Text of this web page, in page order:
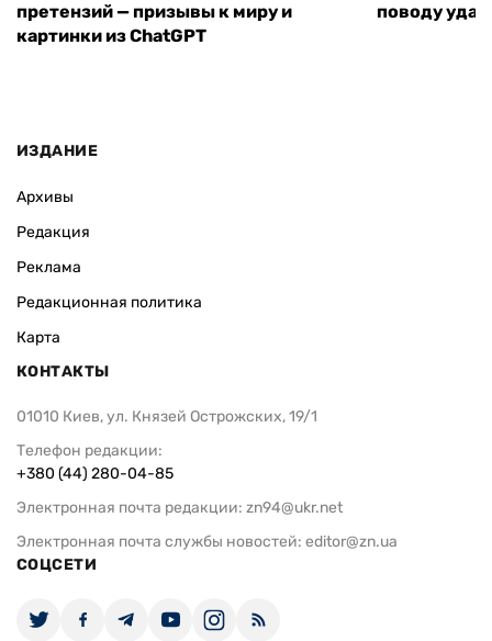
претензий — призывы к миру и
картинки из ChatGPT
поводу
ИЗДАНИЕ
Архивы
Редакция
Реклама
Редакционная политика
Карта
КОНТАКТЫ
01010 Киев, ул. Князей Острожских, 19/1
Телефон редакции:
+380 (44) 280-04-85
Электронная почта редакции: zn94@ukr.net
Электронная почта службы новостей: editor@zn.ua
СОЦСЕТИ